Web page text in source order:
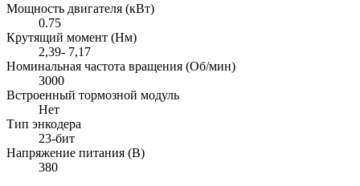
Мощность двигателя (кВт)
0.75
Крутящий момент (Нм)
2,39- 7,17
Номинальная частота вращения (Об/мин)
3000
Встроенный тормозной модуль
Нет
Тип энкодера
23-бит
Напряжение питания (В)
380